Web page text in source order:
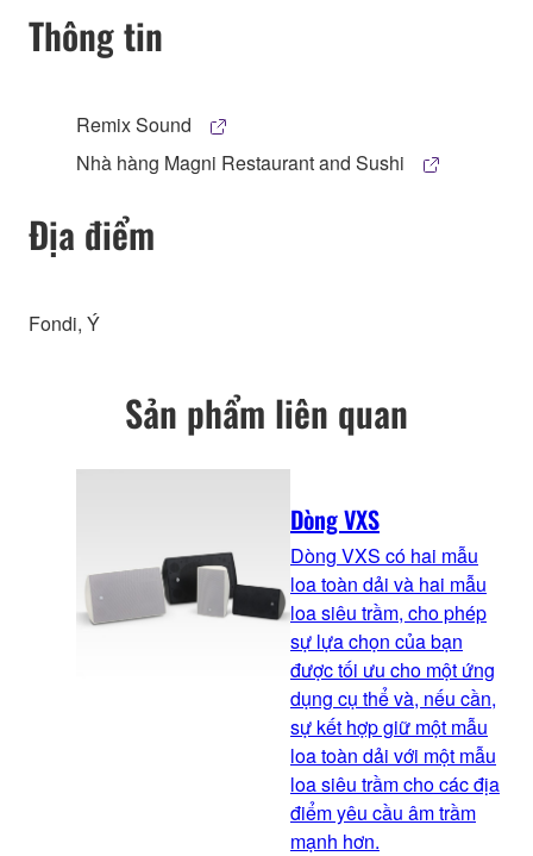
Thông tin
Remix Sound
Nhà hàng Magni Restaurant and Sushi
Địa điểm
Fondi, Ý
Sản phẩm liên quan
Dòng VXS
Dòng VXS có hai mẫu
loa toàn dải và hai mẫu
loa siêu trầm, cho phép
sự lựa chọn của bạn
được tối ưu cho một ứng
dụng cụ thể và, nếu cần,
sự kết hợp giữ một mẫu
loa toàn dải với một mẫu
loa siêu trầm cho các địa
điểm yêu cầu âm trầm
mạnh hơn.